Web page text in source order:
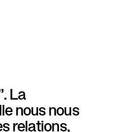
La
nous nous
relations,